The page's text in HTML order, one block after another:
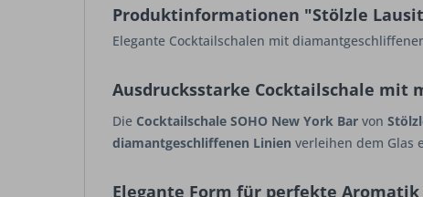
Produktinformationen "Stölzle
Elegante Cocktailschalen mit
Ausdrucksstarke Cocktailschale mit
Die Cocktailschale SOHO New York Bar von
diamantgeschliffenen Linien verleihen dem Glas
Elegante Form für perfekte Aromatik